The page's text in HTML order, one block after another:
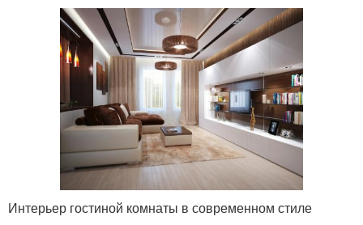
Интерьер гостиной комнаты в современном стиле